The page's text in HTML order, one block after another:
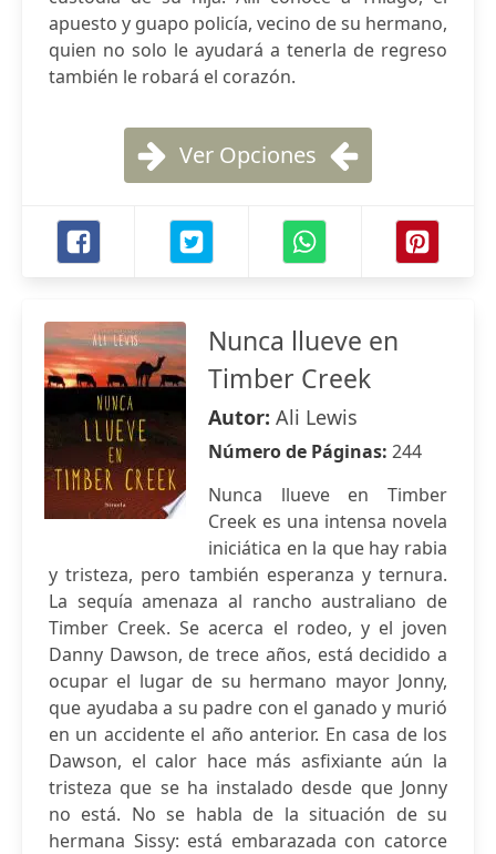
apuesto y guapo policía, vecino de su hermano,
quien no solo le ayudará a tenerla de regreso
también le robará el corazón.
Ver Opciones
Nunca llueve en
Timber Creek
Autor: Ali Lewis
Número de Páginas: 244
Nunca llueve en Timber
Creek es una intensa novela
iniciática en la que hay rabia
y tristeza, pero también esperanza y ternura.
La sequía amenaza al rancho australiano de
Timber Creek. Se acerca el rodeo, y el joven
Danny Dawson, de trece años, está decidido a
ocupar el lugar de su hermano mayor Jonny,
que ayudaba a su padre con el ganado y murió
en un accidente el año anterior. En casa de los
Dawson, el calor hace más asfixiante aún la
tristeza que se ha instalado desde que Jonny
no está. No se habla de la situación de su
hermana Sissy: está embarazada con catorce